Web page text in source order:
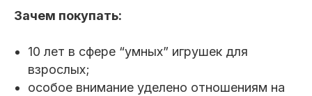
Зачем покупать:
10 лет в сфере “умных” игрушек для
взрослых;
особое внимание уделено отношениям на